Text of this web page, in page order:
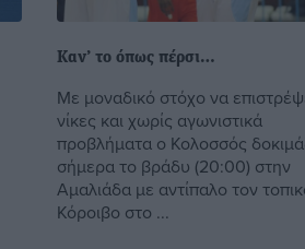
Καν’ το όπως πέρσι…
Με μοναδικό στόχο να
νίκες και χωρίς αγωνιστικά
προβλήματα ο Κολοσσός
σήμερα το βράδυ (20:00) στην
Αμαλιάδα με αντίπαλο τον
Κόροιβο στο ...